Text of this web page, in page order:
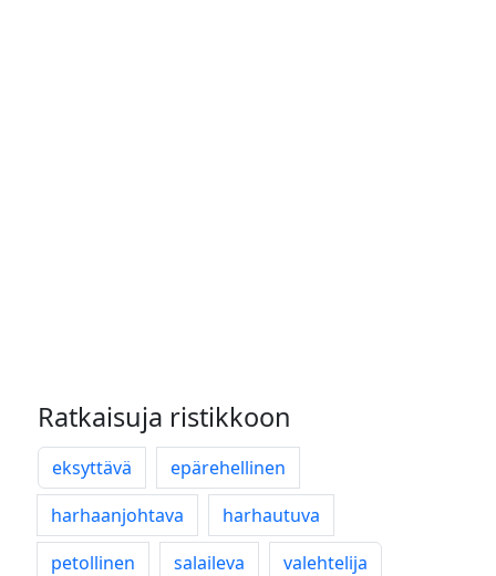
Ratkaisuja ristikkoon
eksyttävä
epärehellinen
harhaanjohtava
harhautuva
petollinen
salaileva valehtelija